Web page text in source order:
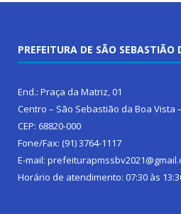
PREFEITURA DE SÃO
End.: Praça da Matriz, 01
Centro – São Sebastião da Boa Vista
CEP: 68820-000
Fone/Fax: (91) 3764-1117
E-mail:
Horário de atendimento: 07:30 às